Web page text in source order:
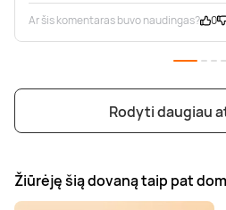
Ar šis komentaras buvo naudingas? 0
Rodyti daugiau
Žiūrėję šią dovaną taip pat